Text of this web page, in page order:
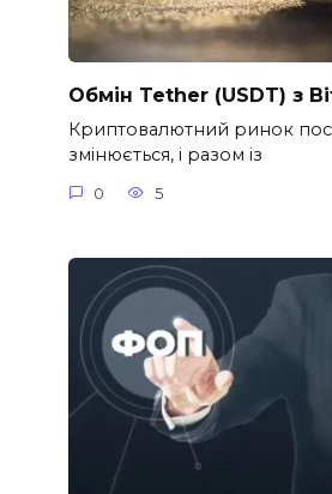
Обмін Tether (USDT) з
Криптовалютний ринок
змінюється, і разом із
0 5